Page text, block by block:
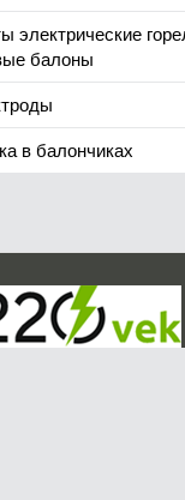
электрические
балоны
в балончиках